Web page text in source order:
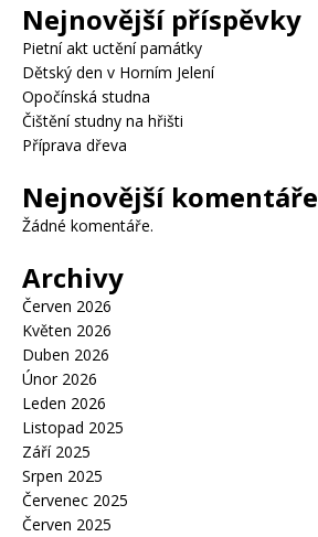
Nejnovější příspěvky
Pietní akt uctění památky
Dětský den v Horním Jelení
Opočínská studna
Čištění studny na hřišti
Příprava dřeva
Nejnovější komentáře
Žádné komentáře.
Archivy
Červen 2026
Květen 2026
Duben 2026
Únor 2026
Leden 2026
Listopad 2025
Září 2025
Srpen 2025
Červenec 2025
Červen 2025